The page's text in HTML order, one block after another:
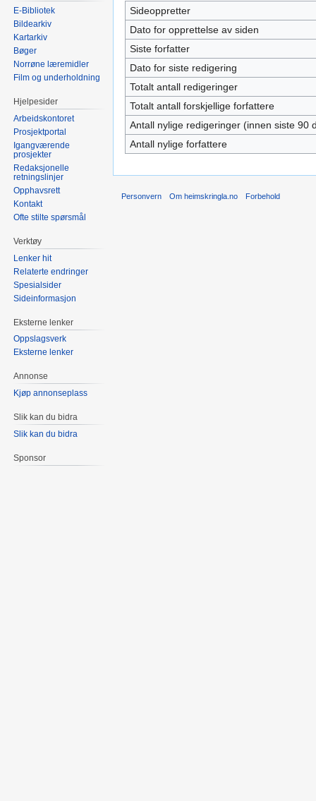
Sideoppretter
Dato for opprettelse av siden
Siste forfatter
Dato for siste redigering
Totalt antall redigeringer
Totalt antall forskjellige forfattere
Antall nylige redigeringer (innen siste 90
Antall nylige forfattere
E-Bibliotek
Bildearkiv
Kartarkiv
Bøger
Norrøne læremidler
Film og underholdning
Hjelpesider
Arbeidskontoret
Prosjektportal
Igangværende
prosjekter
Redaksjonelle
retningslinjer
Opphavsrett
Kontakt
Ofte stilte spørsmål
Verktøy
Lenker hit
Relaterte endringer
Spesialsider
Sideinformasjon
Eksterne lenker
Oppslagsverk
Eksterne lenker
Annonse
Kjøp annonseplass
Slik kan du bidra
Slik kan du bidra
Sponsor
Personvern Om heimskringla.no Forbehold